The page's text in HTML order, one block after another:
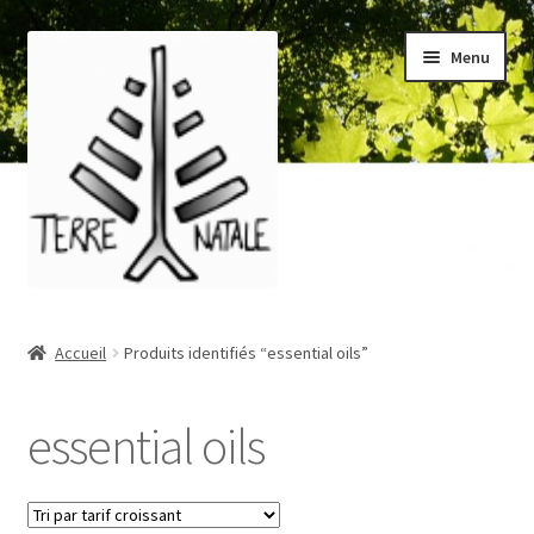
Aller
à
la
navigation
Aller
au
contenu
Menu
Blog
Boutique/Shop
Accueil Produits identifiés “essential oils”
essential oils